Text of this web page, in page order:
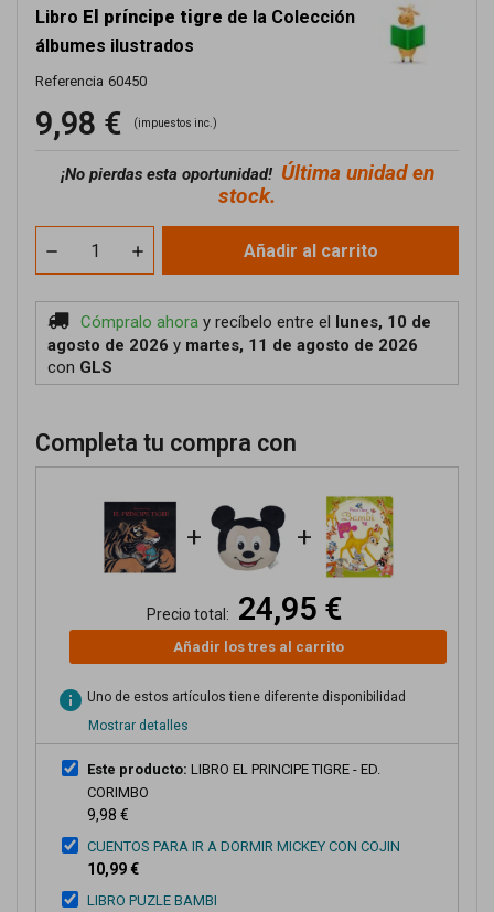
Libro El príncipe tigre de la Colección
álbumes ilustrados
Referencia 60450
9,98 € (impuestos inc.)
¡No pierdas esta oportunidad! Última unidad en
stock.
Añadir al carrito
Cómpralo ahora y recíbelo entre el lunes, 10 de
agosto de 2026 y martes, 11 de agosto de 2026
con GLS
Completa tu compra con
+ +
Precio total: 24,95 €
Añadir los tres al carrito
info Uno de estos artículos tiene diferente disponibilidad
Mostrar detalles
Este producto: LIBRO EL PRINCIPE TIGRE - ED.
CORIMBO
9,98 €
CUENTOS PARA IR A DORMIR MICKEY CON COJIN
10,99 €
LIBRO PUZLE BAMBI